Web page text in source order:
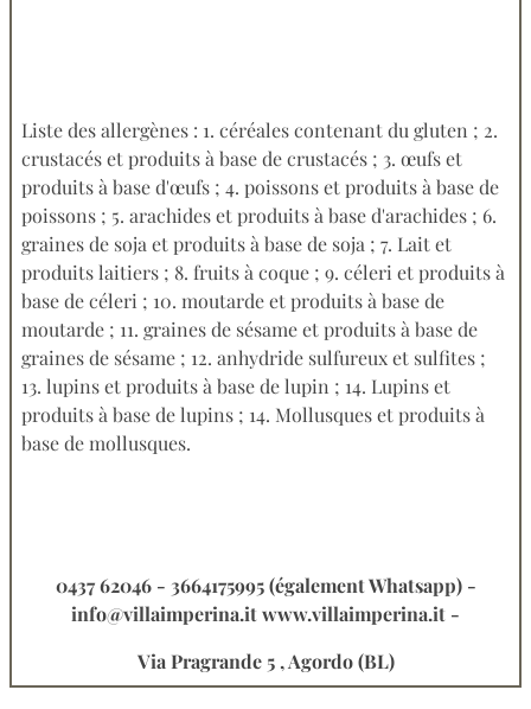
Liste des allergènes : 1. céréales contenant du gluten ; 2.
crustacés et produits à base de crustacés ; 3. œufs et
produits à base d'œufs ; 4. poissons et produits à base de
poissons ; 5. arachides et produits à base d'arachides ; 6.
graines de soja et produits à base de soja ; 7. Lait et
produits laitiers ; 8. fruits à coque ; 9. céleri et produits à
base de céleri ; 10. moutarde et produits à base de
moutarde ; 11. graines de sésame et produits à base de
graines de sésame ; 12. anhydride sulfureux et sulfites ;
13. lupins et produits à base de lupin ; 14. Lupins et
produits à base de lupins ; 14. Mollusques et produits à
base de mollusques.
0437 62046 - 3664175995 (également Whatsapp) -
info@villaimperina.it www.villaimperina.it -
Via Pragrande 5 , Agordo (BL)